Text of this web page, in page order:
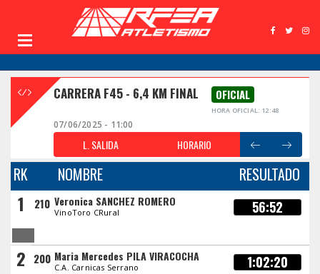
CARRERA F45 - 6,4 KM FINAL OFICIAL
HORA OFICIAL: 12:48
07/06/2025 - 11:00
L. SALIDA HORARIO
RK NOMBRE RESULTADO
1 210 Veronica SANCHEZ ROMERO
VinoToro CRural 56:52
2 200 Maria Mercedes PILA VIRACOCHA
C.A. Carnicas Serrano 1:02:20